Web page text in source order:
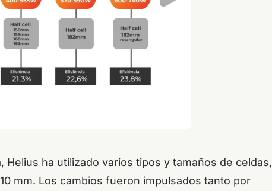
ha utilizado varios tipos y tamaños de celdas,
mm. Los cambios fueron impulsados ​​tanto por